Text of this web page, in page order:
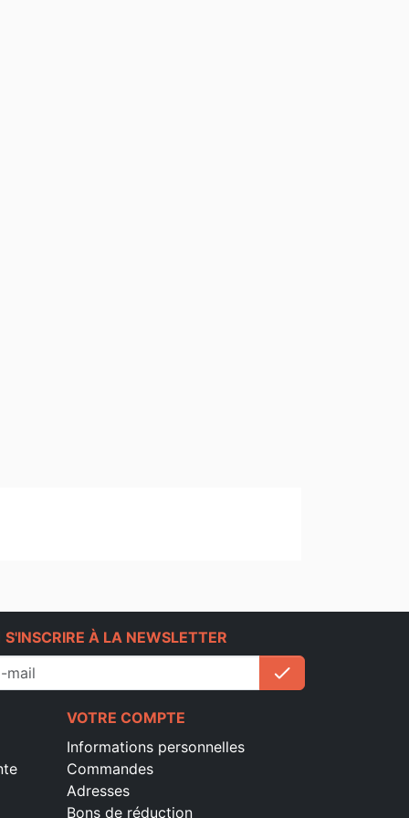
S'INSCRIRE À LA NEWSLETTER
check
VOTRE COMPTE
Informations personnelles
Commandes
Adresses
Bons de réduction